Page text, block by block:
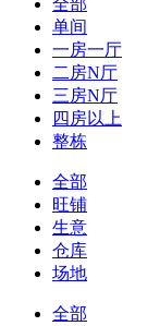
全部
单间
一房一厅
二房N厅
三房N厅
四房以上
整栋
全部
旺铺
生意
仓库
场地
全部